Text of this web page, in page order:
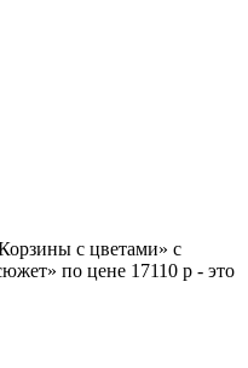
с цветами» с
по цене 17110 р - это